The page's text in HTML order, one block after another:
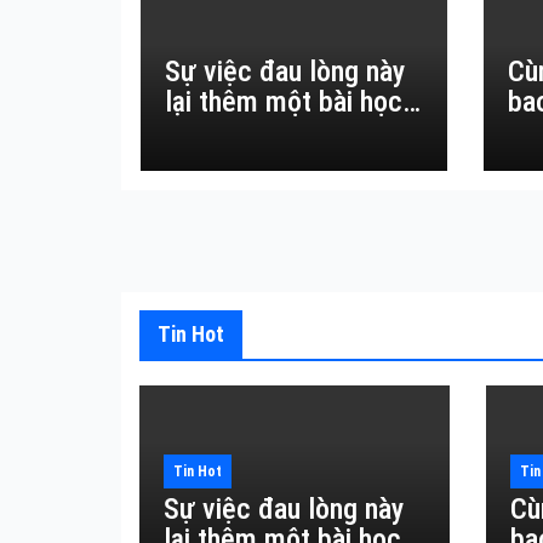
Sự việc đau lòng này
lại thêm một bài học
thường.
Tin Hot
Tin Hot
Sự việc đau lòng này